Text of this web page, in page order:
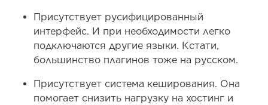
Присутствует русифицированный
интерфейс. И при необходимости легко
подключаются другие языки. Кстати,
большинство плагинов тоже на русском.
Присутствует система кеширования. Она
помогает снизить нагрузку на хостинг и